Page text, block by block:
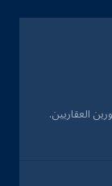
العقاريين.